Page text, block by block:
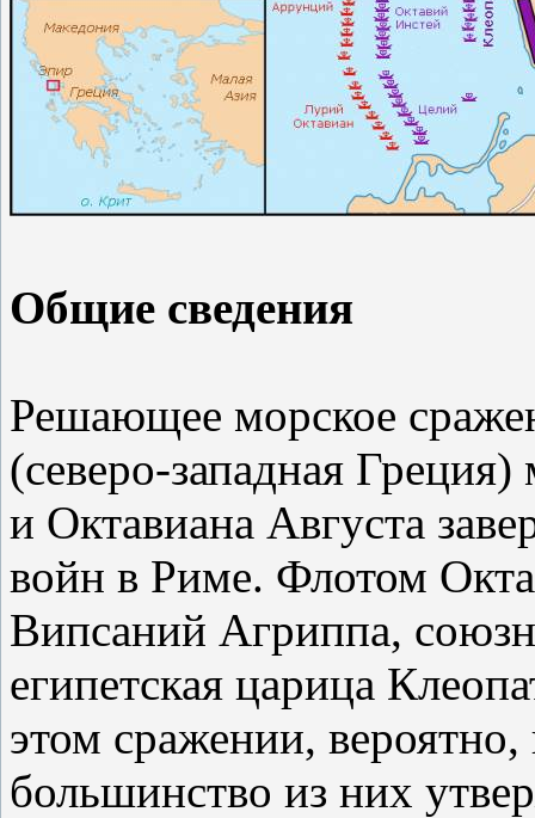
Общие сведения
Решающее морское
(северо-западная
и Октавиана Августа
войн в Риме. Флотом
Випсаний Агриппа,
египетская царица
этом сражении,
большинство из них